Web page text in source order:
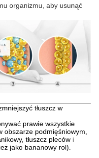
organizmu, aby usunąć
tłuszcz w
prawie wszystkie
obszarze podmięśniowym,
tłuszcz pleców i
jako bananowy rol).